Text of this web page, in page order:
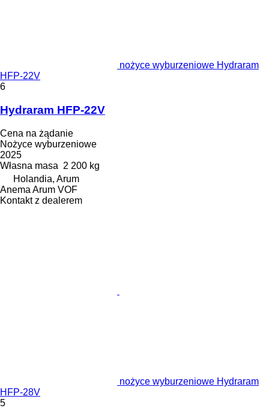
nożyce wyburzeniowe Hydraram
HFP-22V
6
Hydraram HFP-22V
Cena na żądanie
Nożyce wyburzeniowe
2025
Własna masa 2 200 kg
Holandia, Arum
Anema Arum VOF
Kontakt z dealerem
nożyce wyburzeniowe Hydraram
HFP-28V
5